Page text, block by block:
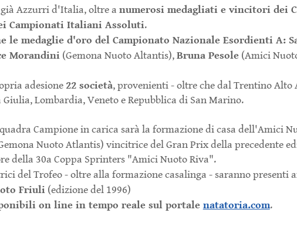
Azzurri d'Italia, oltre anumerosi medagliati e vincitori dei
Campionati Italiani Assoluti.
le medaglie d'oro del Campionato Nazionale Esordienti A:
Morandini(Gemona Nuoto Altantis),Bruna Pesole(Amici
adesione22 società, provenienti - oltre che dal Trentino Alto
Lombardia, Veneto e Repubblica di San Marino.
Campione in carica sarà la formazione di casa dell'Amici
Nuoto Atlantis) vincitrice del Gran Prix della precedente
della 30a Coppa Sprinters "Amici Nuoto Riva".
del Trofeo - oltre alla formazione casalinga - saranno presenti
Friuli(edizione del 1996)
on line in tempo reale sul portalenatatoria.com.